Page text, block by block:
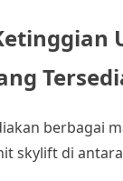
berbagai
skylift di